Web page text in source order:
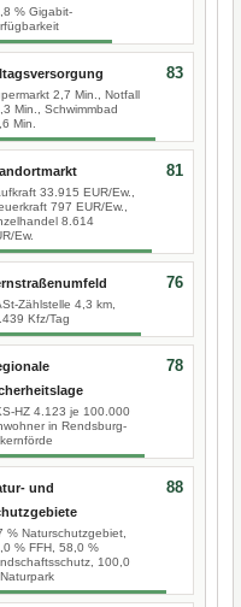
% Gigabit-
2,7 Min., Notfall
Min., Schwimmbad
Min.
83
33.915 EUR/Ew.,
797 EUR/Ew.,
8.614
Ew.
81
Zählstelle 4,3 km,
Kfz/Tag
76
HZ 4.123 je 100.000
in Rendsburg-
78
und
% Naturschutzgebiet,
% FFH, 58,0 %
100,0
88